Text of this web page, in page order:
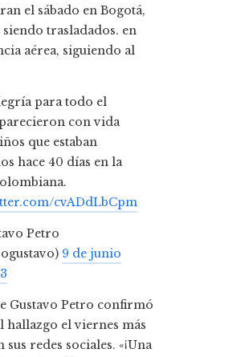
el sábado en Bogotá,
siendo trasladados. en
aérea, siguiendo al
para todo el
con vida
que estaban
hace 40 días en la
cvADdLbCpm
Petro
9 de junio
Gustavo Petro confirmó
hallazgo el viernes más
redes sociales. «¡Una